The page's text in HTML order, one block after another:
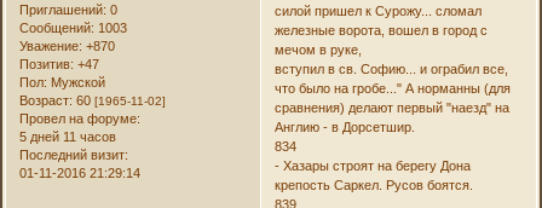
Приглашений: 0
Сообщений: 1003
Уважение: +870
Позитив: +47
Пол: Мужской
Возраст: 60[1965-11-02]
Провел на форуме:
5 дней 11 часов
Последний визит:
01-11-2016 21:29:14
силой пришел к Сурожу... сломал
железные ворота, вошел в город с
мечом в руке,
вступил в св. Софию... и ограбил все,
что было на гробе..." А норманны (для
сравнения) делают первый "наезд" на
Англию - в Дорсетшир.
834
- Хазары строят на берегу Дона
крепость Саркел. Русов боятся.
839